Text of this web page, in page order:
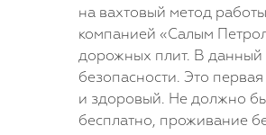
на вахтовый метод
компанией «Салым
дорожных плит. В данный
безопасности. Это
и здоровый. Не должно
бесплатно, проживание